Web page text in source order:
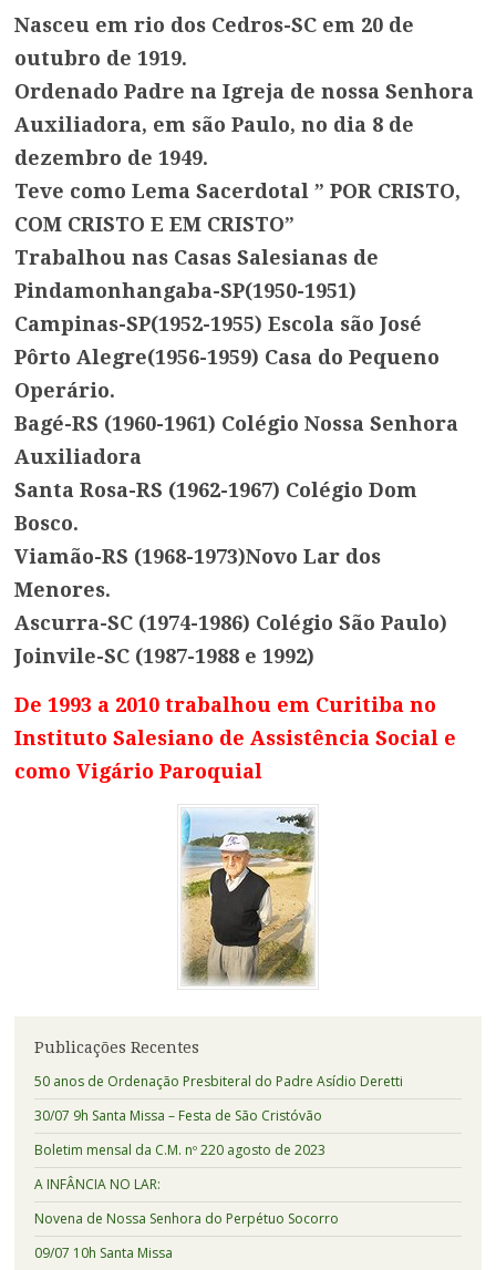
Nasceu em rio dos Cedros-SC em 20 de
outubro de 1919.
Ordenado Padre na Igreja de nossa Senhora
Auxiliadora, em são Paulo, no dia 8 de
dezembro de 1949.
Teve como Lema Sacerdotal ” POR CRISTO,
COM CRISTO E EM CRISTO”
Trabalhou nas Casas Salesianas de
Pindamonhangaba-SP(1950-1951)
Campinas-SP(1952-1955) Escola são José
Pôrto Alegre(1956-1959) Casa do Pequeno
Operário.
Bagé-RS (1960-1961) Colégio Nossa Senhora
Auxiliadora
Santa Rosa-RS (1962-1967) Colégio Dom
Bosco.
Viamão-RS (1968-1973)Novo Lar dos
Menores.
Ascurra-SC (1974-1986) Colégio São Paulo)
Joinvile-SC (1987-1988 e 1992)
De 1993 a 2010 trabalhou em Curitiba no
Instituto Salesiano de Assistência Social e
como Vigário Paroquial
Publicações Recentes
50 anos de Ordenação Presbiteral do Padre Asídio Deretti
30/07 9h Santa Missa – Festa de São Cristóvão
Boletim mensal da C.M. nº 220 agosto de 2023
A INFÂNCIA NO LAR:
Novena de Nossa Senhora do Perpétuo Socorro
09/07 10h Santa Missa